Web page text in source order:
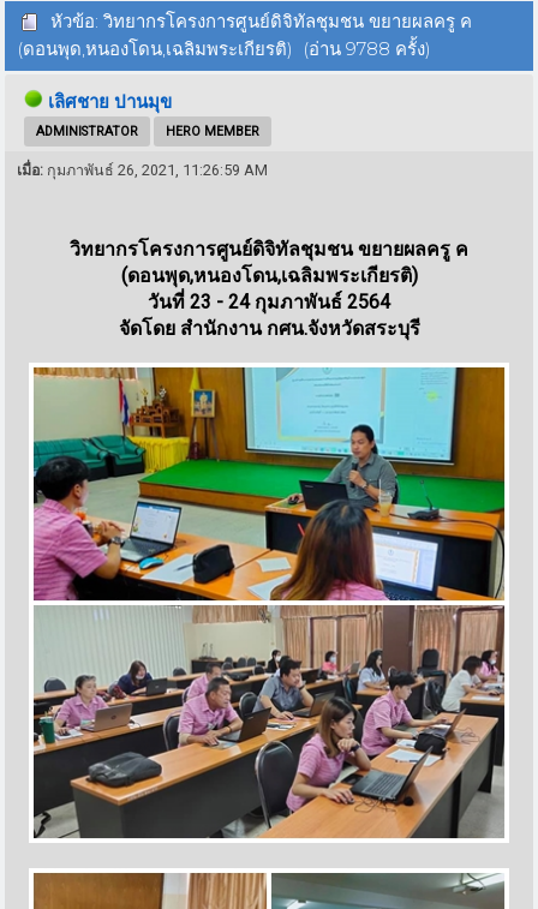
หัวข้อ: วิทยากรโครงการศูนย์ดิจิทัลชุมชน ขยายผลครู ค
(ดอนพุด,หนองโดน,เฉลิมพระเกียรติ) (อ่าน 9788 ครั้ง)
เลิศชาย ปานมุข
ADMINISTRATOR HERO MEMBER
เมื่อ: กุมภาพันธ์ 26, 2021, 11:26:59 AM
วิทยากรโครงการศูนย์ดิจิทัลชุมชน ขยายผลครู ค
(ดอนพุด,หนองโดน,เฉลิมพระเกียรติ)
วันที่ 23 - 24 กุมภาพันธ์ 2564
จัดโดย สำนักงาน กศน.จังหวัดสระบุรี